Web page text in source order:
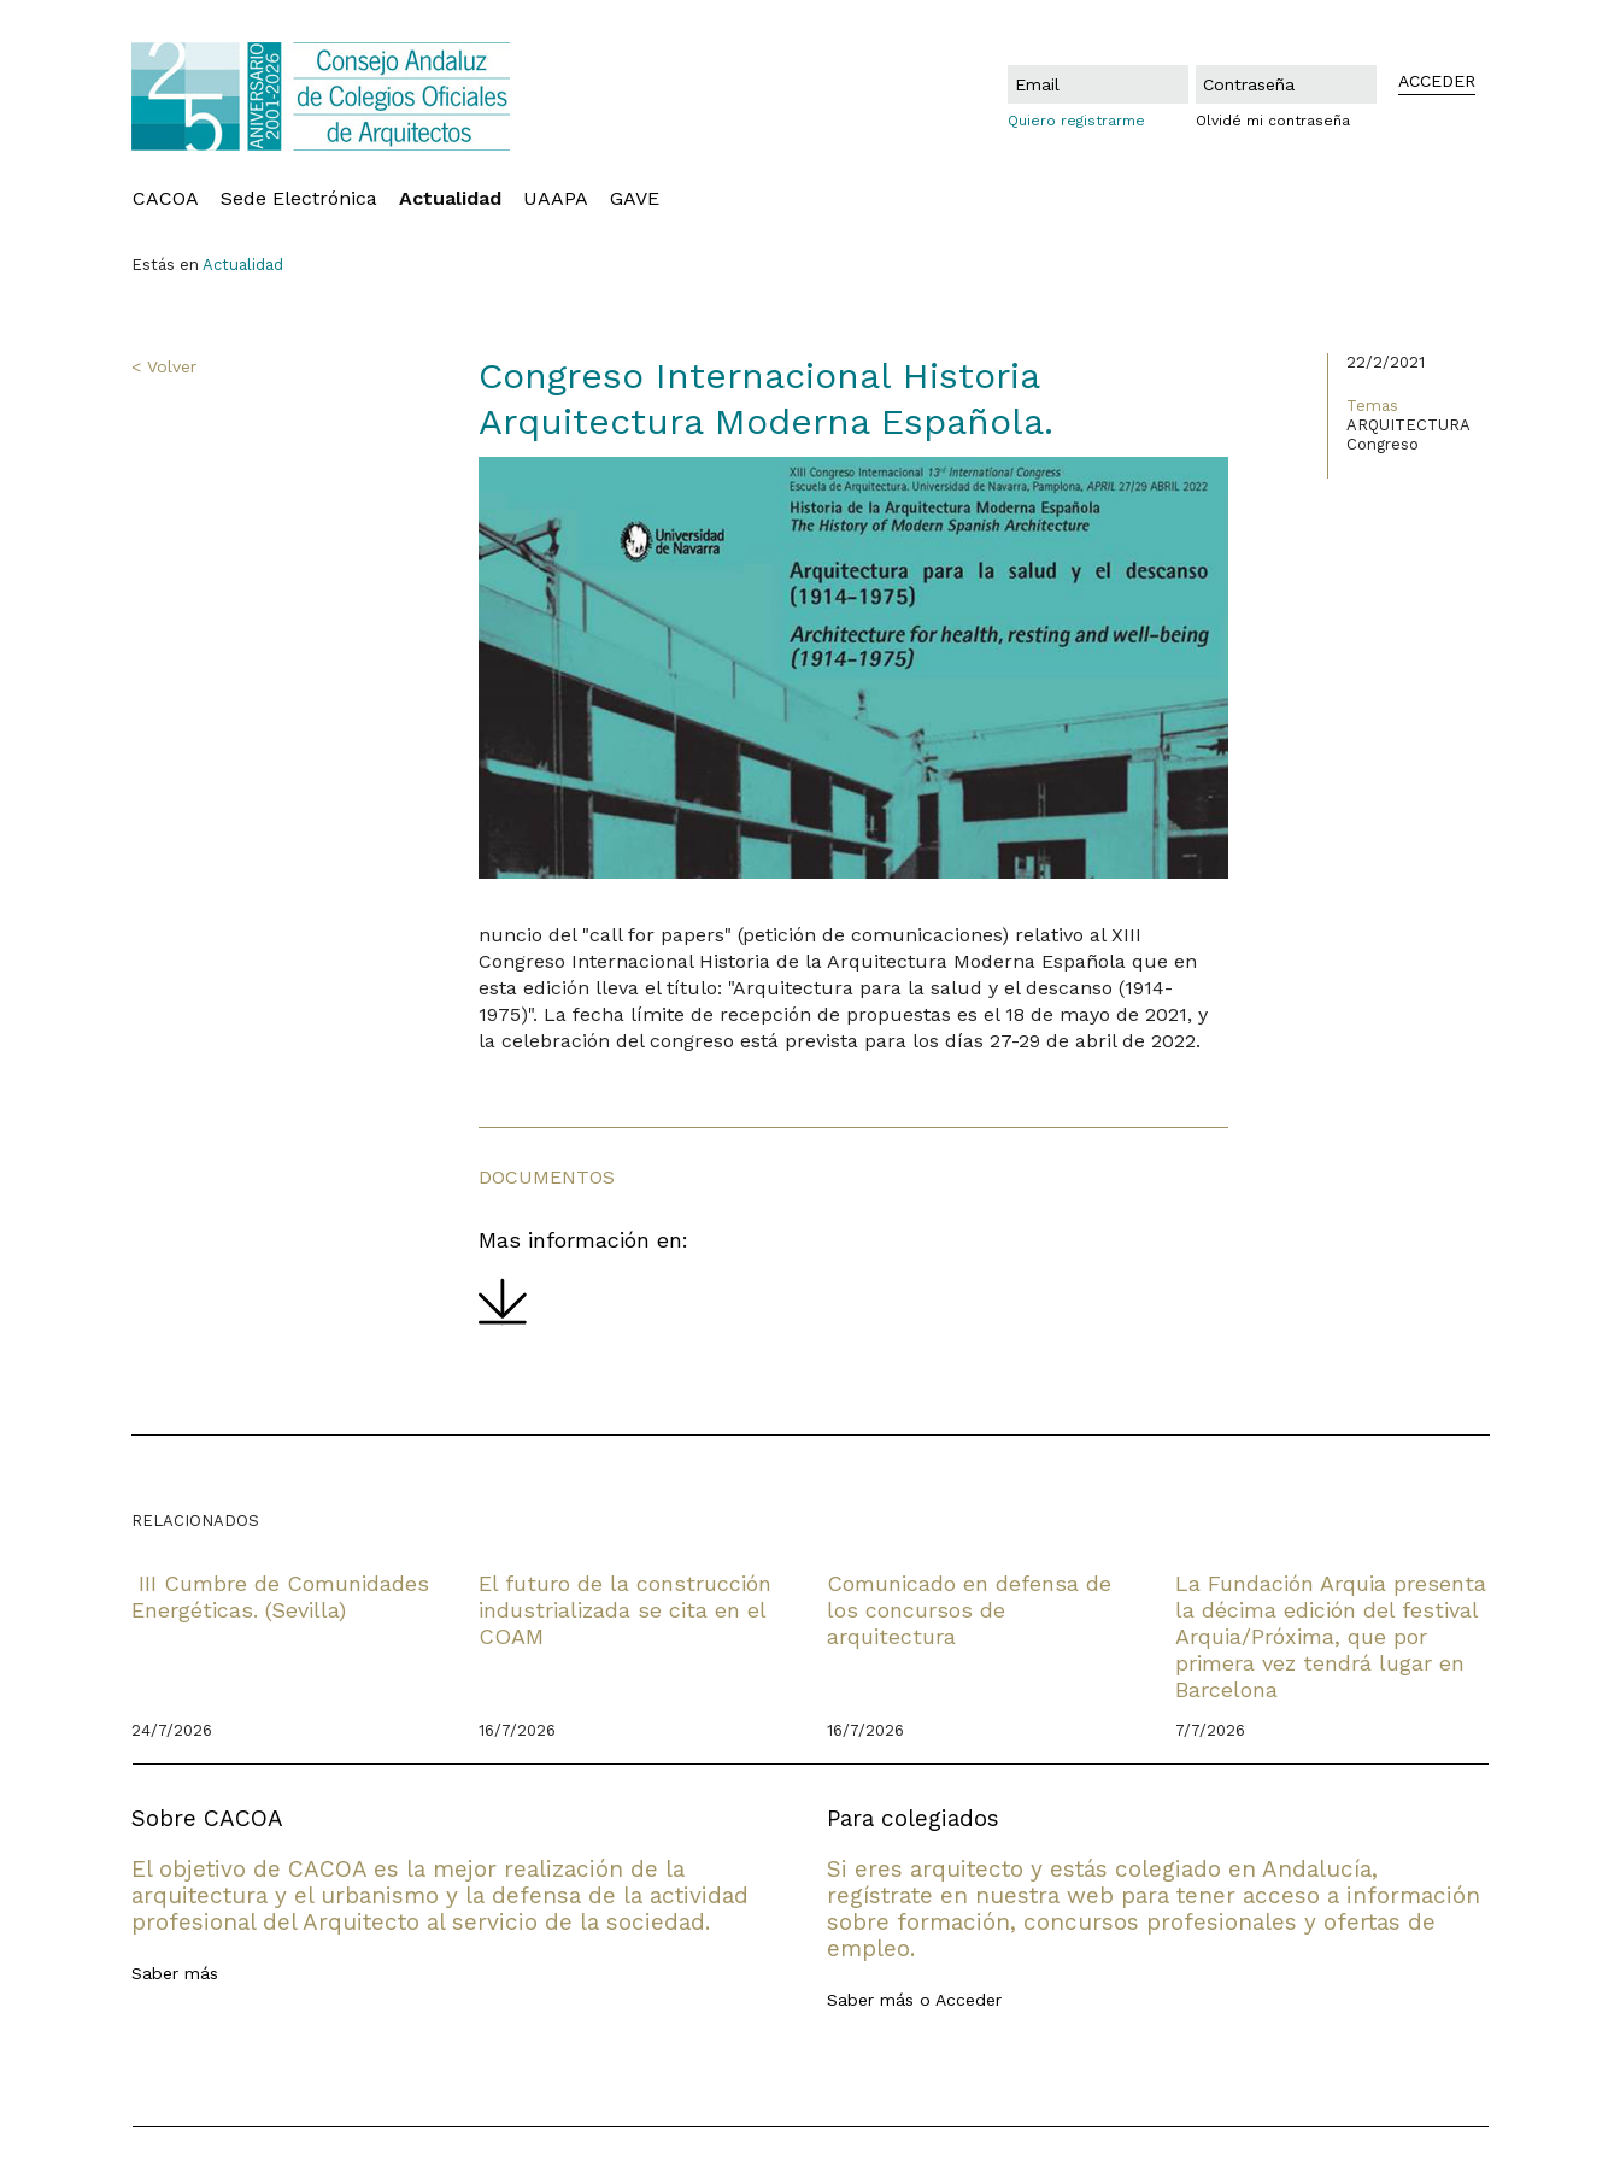
Quiero registrarme Olvidé mi contraseña
ACCEDER
CACOA Sede Electrónica Actualidad UAAPA GAVE
Estás en Actualidad
< Volver
Congreso Internacional Historia
Arquitectura Moderna Española.
nuncio del "call for papers" (petición de comunicaciones) relativo al XIII
Congreso Internacional Historia de la Arquitectura Moderna Española que en
esta edición lleva el título: "Arquitectura para la salud y el descanso (1914-
1975)". La fecha límite de recepción de propuestas es el 18 de mayo de 2021, y
la celebración del congreso está prevista para los días 27-29 de abril de 2022.
DOCUMENTOS
Mas información en:
22/2/2021
Temas
ARQUITECTURA
Congreso
RELACIONADOS
III Cumbre de Comunidades
Energéticas. (Sevilla)
24/7/2026
El futuro de la construcción
industrializada se cita en el
COAM
16/7/2026
Comunicado en defensa de
los concursos de
arquitectura
16/7/2026
La Fundación Arquia presenta
la décima edición del festival
Arquia/Próxima, que por
primera vez tendrá lugar en
Barcelona
7/7/2026
Sobre CACOA
El objetivo de CACOA es la mejor realización de la
arquitectura y el urbanismo y la defensa de la actividad
profesional del Arquitecto al servicio de la sociedad.
Saber más
Para colegiados
Si eres arquitecto y estás colegiado en Andalucía,
regístrate en nuestra web para tener acceso a información
sobre formación, concursos profesionales y ofertas de
empleo.
Saber más o Acceder